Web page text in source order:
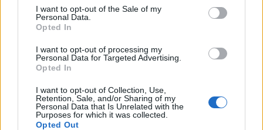
consent section.
I want to opt-out of the Sale of my
Personal Data.
Opted In
I want to opt-out of processing my
Personal Data for Targeted Advertising.
Opted In
I want to opt-out of Collection, Use,
Retention, Sale, and/or Sharing of my
Personal Data that Is Unrelated with the
Purposes for which it was collected.
Opted Out